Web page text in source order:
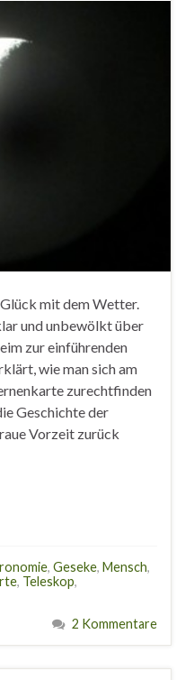
mit dem Wetter.
und unbewölkt über
zur einführenden
wie man sich am
zurechtfinden
Geschichte der
Vorzeit zurück
, Geseke, Mensch,
, Teleskop,
2 Kommentare